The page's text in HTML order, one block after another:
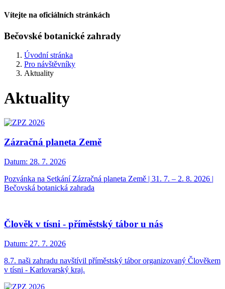
Vítejte na oficiálních stránkách
Bečovské botanické zahrady
Úvodní stránka
Pro návštěvníky
Aktuality
Aktuality
Zázračná planeta Země
Datum: 28. 7. 2026
Pozvánka na Setkání Zázračná planeta Země | 31. 7. – 2. 8. 2026 |
Bečovská botanická zahrada
Člověk v tísni - příměstský tábor u nás
Datum: 27. 7. 2026
8.7. naši zahradu navštívil příměstský tábor organizovaný Člověkem
v tísni - Karlovarský kraj.